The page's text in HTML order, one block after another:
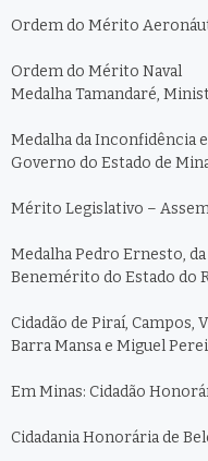
Ordem do Mérito
Ordem do Mérito Naval
Medalha Tamandaré,
Medalha da Inconfidência
Governo do Estado de
Mérito Legislativo –
Medalha Pedro Ernesto,
Benemérito do Estado do
Cidadão de Piraí, Campos,
Barra Mansa e Miguel
Em Minas: Cidadão
Cidadania Honorária de